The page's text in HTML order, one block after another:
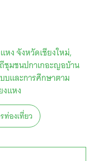
หง จังหวัดเชียงใหม่
ชุมชนปกาเกอะญอบ้าน
บและการศึกษาตาม
งแหง
ท่องเที่ยว